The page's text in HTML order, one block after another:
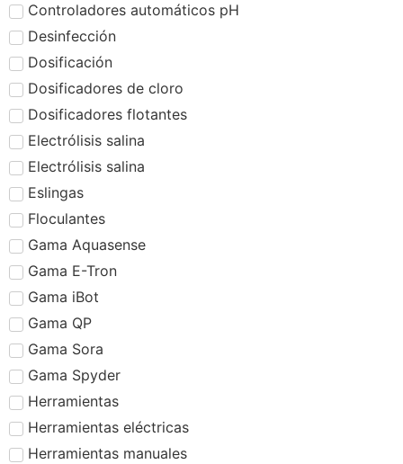
Controladores automáticos pH
Desinfección
Dosificación
Dosificadores de cloro
Dosificadores flotantes
Electrólisis salina
Electrólisis salina
Eslingas
Floculantes
Gama Aquasense
Gama E-Tron
Gama iBot
Gama QP
Gama Sora
Gama Spyder
Herramientas
Herramientas eléctricas
Herramientas manuales